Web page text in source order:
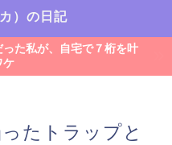
）の日記
った私が、自宅で７桁を叶
ケ
たトラップと